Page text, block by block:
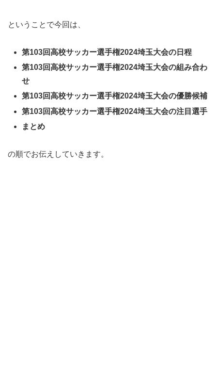
ということで今回は、
第103回高校サッカー選手権2024埼玉大会の日程
第103回高校サッカー選手権2024埼玉大会の組み合わ
せ
第103回高校サッカー選手権2024埼玉大会の優勝候補
第103回高校サッカー選手権2024埼玉大会の注目選手
まとめ
の順でお伝えしていきます。